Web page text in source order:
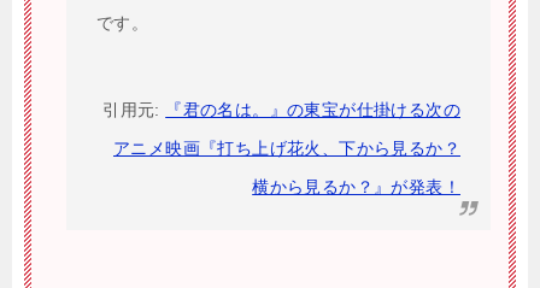
です。
引用元:
『君の名は。』の東宝が仕掛ける次の
アニメ映画『打ち上げ花火、下から見るか？
横から見るか？』が発表！